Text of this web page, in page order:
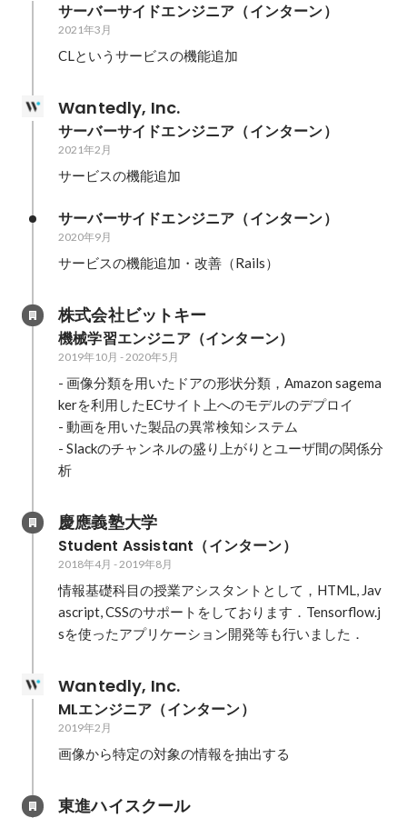
サーバーサイドエンジニア（インターン）
2021年3月
CLというサービスの機能追加
Wantedly, Inc.
サーバーサイドエンジニア（インターン）
2021年2月
サービスの機能追加
サーバーサイドエンジニア（インターン）
2020年9月
サービスの機能追加・改善（Rails）
株式会社ビットキー
機械学習エンジニア（インターン）
2019年10月 -2020年5月
- 画像分類を用いたドアの形状分類，Amazon sagema
kerを利用したECサイト上へのモデルのデプロイ
- 動画を用いた製品の異常検知システム
- Slackのチャンネルの盛り上がりとユーザ間の関係分
析
慶應義塾大学
Student Assistant（インターン）
2018年4月 -2019年8月
情報基礎科目の授業アシスタントとして，HTML, Jav
ascript, CSSのサポートをしております．Tensorflow.j
sを使ったアプリケーション開発等も行いました．
Wantedly, Inc.
MLエンジニア（インターン）
2019年2月
画像から特定の対象の情報を抽出する
東進ハイスクール